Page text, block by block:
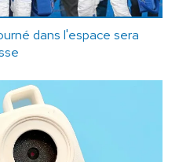
dans l'espace sera